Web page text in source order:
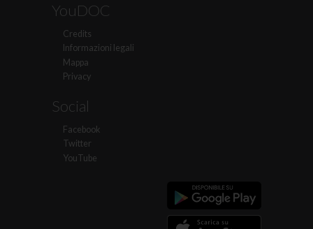
YouDOC
Credits
Informazioni legali
Mappa
Privacy
Social
Facebook
Twitter
YouTube